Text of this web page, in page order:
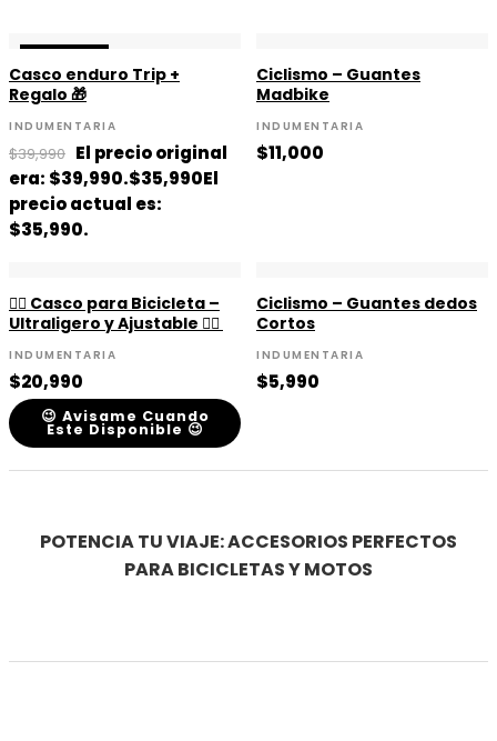
Casco enduro Trip +
Regalo 🎁
INDUMENTARIA
$39,990 El precio original
era: $39,990.$35,990El
precio actual es:
$35,990.
Ciclismo – Guantes
Madbike
INDUMENTARIA
$11,000
🚴‍♂️ Casco para Bicicleta –
Ultraligero y Ajustable 🚴‍♂️
INDUMENTARIA
$20,990
😉 Avisame Cuando
Este Disponible 😉
Ciclismo – Guantes dedos
Cortos
INDUMENTARIA
$5,990
POTENCIA TU VIAJE: ACCESORIOS PERFECTOS
PARA BICICLETAS Y MOTOS